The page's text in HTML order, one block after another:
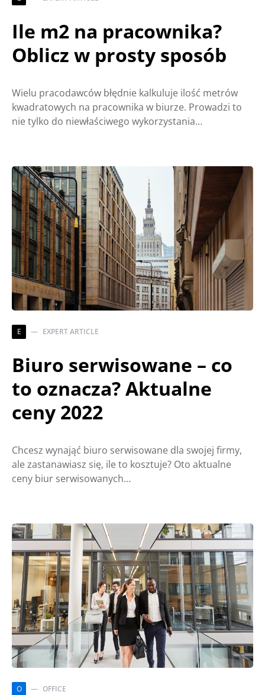
Ile m2 na pracownika?
Oblicz w prosty sposób
Wielu pracodawców błędnie kalkuluje ilość metrów
kwadratowych na pracownika w biurze. Prowadzi to
nie tylko do niewłaściwego wykorzystania…
E EXPERT ARTICLE
Biuro serwisowane – co
to oznacza? Aktualne
ceny 2022
Chcesz wynająć biuro serwisowane dla swojej firmy,
ale zastanawiasz się, ile to kosztuje? Oto aktualne
ceny biur serwisowanych…
O OFFICE